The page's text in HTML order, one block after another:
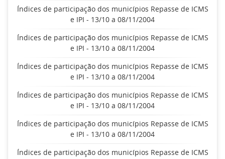
Índices de participação dos municípios Repasse de ICMS
e IPI - 13/10 a 08/11/2004
Índices de participação dos municípios Repasse de ICMS
e IPI - 13/10 a 08/11/2004
Índices de participação dos municípios Repasse de ICMS
e IPI - 13/10 a 08/11/2004
Índices de participação dos municípios Repasse de ICMS
e IPI - 13/10 a 08/11/2004
Índices de participação dos municípios Repasse de ICMS
e IPI - 13/10 a 08/11/2004
Índices de participação dos municípios Repasse de ICMS